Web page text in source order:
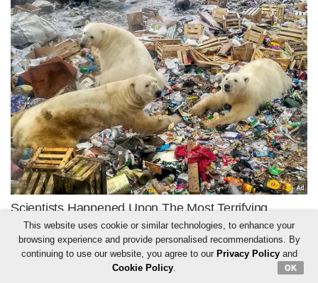
This website uses cookie or similar technologies, to enhance your
browsing experience and provide personalised recommendations. By
continuing to use our website, you agree to our Privacy Policyand
Cookie Policy. OK